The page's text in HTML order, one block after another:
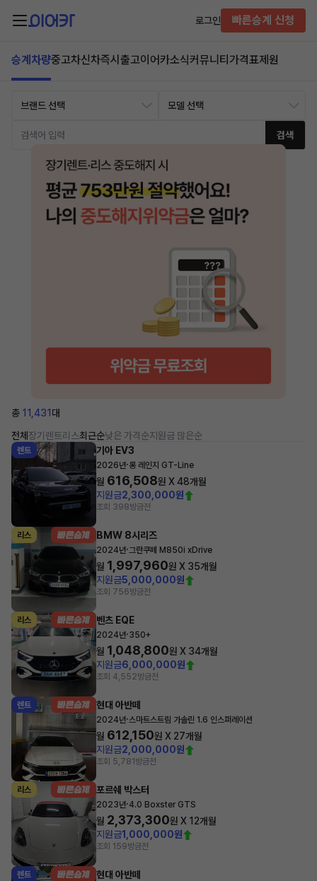
로그인 빠른승계 신청
승계차량중고차신차즉시출고이어카소식커뮤니티 가격표제원
검색
총 11,431 대
전체 장기렌트리스최근순낮은 가격순지원금 많은순
렌트 기아 EV3
2026년·롱 레인지 GT-Line
월 616,508원 X48개월
지원금2,300,000원
조회 398방금전
리스 BMW 8시리즈
2024년·그란쿠페 M850i xDrive
월 1,997,960원 X 35개월
지원금5,000,000원
조회 756방금전
리스 벤츠 EQE
2024년·350+
월 1,048,800원 X 34개월
지원금6,000,000원
조회 4,552방금전
렌트 현대 아반떼
2024년·스마트스트림 가솔린 1.6 인스퍼레이션
월 612,150원 X 27개월
지원금2,000,000원
조회 5,781 방금전
리스 포르쉐 박스터
2023년·4.0 Boxster GTS
월 2,373,300원 X 12개월
지원금1,000,000원
조회 159방금전
렌트 현대 아반떼